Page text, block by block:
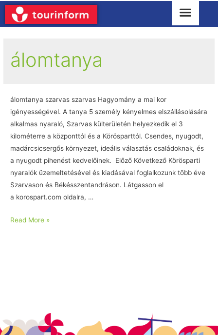
álomtanya
álomtanya szarvas szarvas Hagyomány a mai kor
igényességével. A tanya 5 személy kényelmes elszállásolására
alkalmas nyaraló, Szarvas külterületén helyezkedik el 3
kilométerre a központtól és a Körösparttól. Csendes, nyugodt,
madárcsicsergős környezet, ideális választás családoknak, és
a nyugodt pihenést kedvelőinek. Előző Következő Körösparti
nyaralók üzemeltetésével és kiadásával foglalkozunk több éve
Szarvason és Békésszentandráson. Látgasson el
a korospart.com oldalra, …
Read More »